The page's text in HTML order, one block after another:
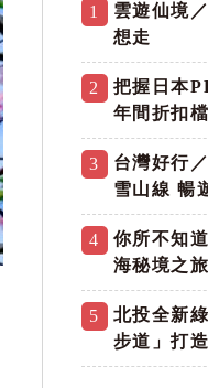
1
雲遊仙境
想走
2
把握日本
年間折扣
3
台灣好行
雪山線 暢
4
你所不知
海秘境之旅
5
北投全新
步道」打